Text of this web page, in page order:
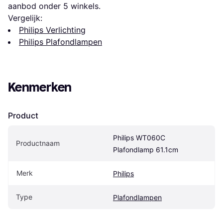
aanbod onder 5 winkels.
Vergelijk:
Philips Verlichting
Philips Plafondlampen
Kenmerken
Product
Productnaam
Philips WT060C
Plafondlamp 61.1cm
Merk Philips
Type Plafondlampen